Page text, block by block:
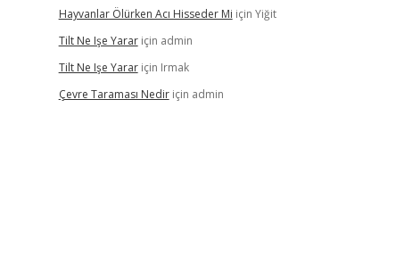
Hayvanlar Ölürken Acı Hisseder Mi için Yiğit
Tilt Ne Işe Yarariçin admin
Tilt Ne Işe Yarariçin Irmak
Çevre Taraması Nediriçin admin